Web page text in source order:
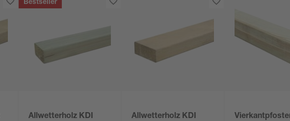
Bestseller
Allwetterholz KDI
Allwetterholz KDI